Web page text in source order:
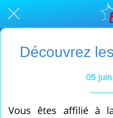
Découvrez
05
Vous êtes affilié à